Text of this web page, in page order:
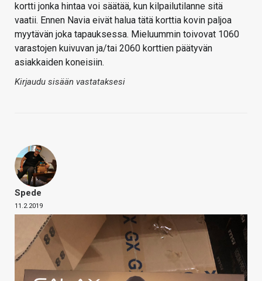
kortti jonka hintaa voi säätää, kun kilpailutilanne sitä
vaatii. Ennen Navia eivät halua tätä korttia kovin paljoa
myytävän joka tapauksessa. Mieluummin toivovat 1060
varastojen kuivuvan ja/tai 2060 korttien päätyvän
asiakkaiden koneisiin.
Kirjaudu sisään vastataksesi
Spede
11.2.2019